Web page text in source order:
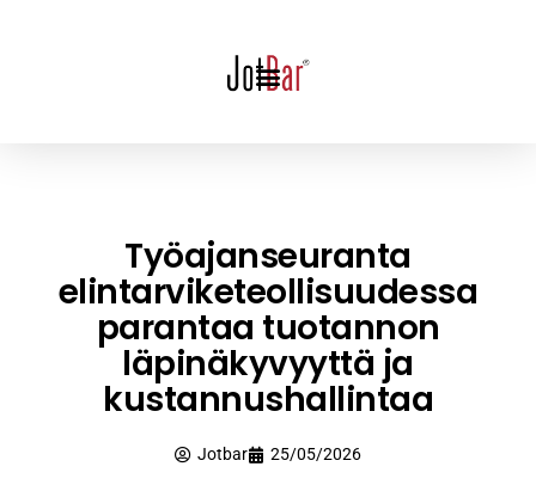
Työajanseuranta
elintarviketeollisuudessa
parantaa tuotannon
läpinäkyvyyttä ja
kustannushallintaa
Jotbar 25/05/2026